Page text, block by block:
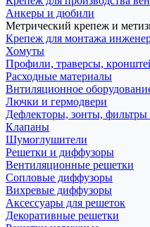
Анкеры и дюбили
Метрический крепеж и
Крепеж для монтажа
Хомуты
Профили, траверсы,
Расходные материалы
Внтиляционное
Лючки и гермодвери
Дефлекторы, зонты, фильтры
Клапаны
Шумоглушители
Решетки и диффузоры
Вентиляционные решетки
Сопловые диффузоры
Вихревые диффузоры
Аксессуары для решеток
Декоративные решетки